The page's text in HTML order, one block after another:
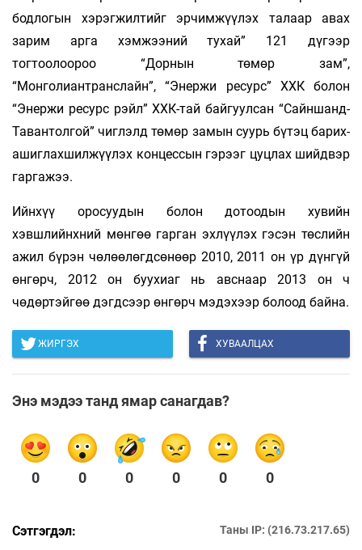
бодлогын хэрэгжилтийг эрчимжүүлэх талаар авах
зарим арга хэмжээний тухай” 121 дүгээр
тогтоолоороо “Дорнын төмөр зам”,
“Монголиантранслайн”, “Энержи ресурс” ХХК болон
“Энержи ресурс рэйл” ХХК-тай байгуулсан “Сайншанд-
Тавантолгой” чиглэлд төмөр замын суурь бүтэц барих-
ашиглахшилжүүлэх концессын гэрээг цуцлах шийдвэр
гаргажээ.
Ийнхүү оросуудын болон дотоодын хувийн
хэвшлийнхний мөнгөө гарган эхлүүлэх гэсэн төслийн
ажил бүрэн чөлөөлөгдсөнөөр 2010, 2011 он үр дүнгүй
өнгөрч, 2012 он буухиаг нь авснаар 2013 он ч
чөдөртэйгөө дэгдсээр өнгөрч мэдэхээр болоод байна.
ЖИРГЭХ ХУВААЛЦАХ
Энэ мэдээ танд ямар санагдав?
0 0 0 0 0 0
Сэтгэгдэл: Таны IP: (216.73.217.65)